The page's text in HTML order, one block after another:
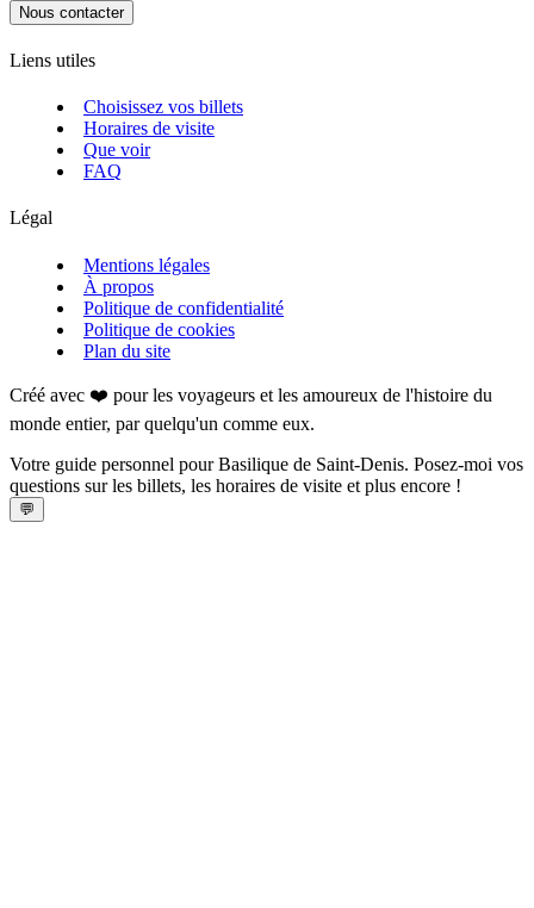
Nous contacter
Liens utiles
Choisissez vos billets
Horaires de visite
Que voir
FAQ
Légal
Mentions légales
À propos
Politique de confidentialité
Politique de cookies
Plan du site
Créé avec ❤️ pour les voyageurs et les amoureux de l'histoire du
monde entier, par quelqu'un comme eux.
Votre guide personnel pour Basilique de Saint‑Denis. Posez-moi vos
questions sur les billets, les horaires de visite et plus encore !
💬